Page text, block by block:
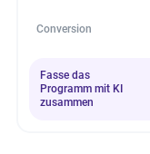
Conversion
Fasse das
Programm mit KI
zusammen